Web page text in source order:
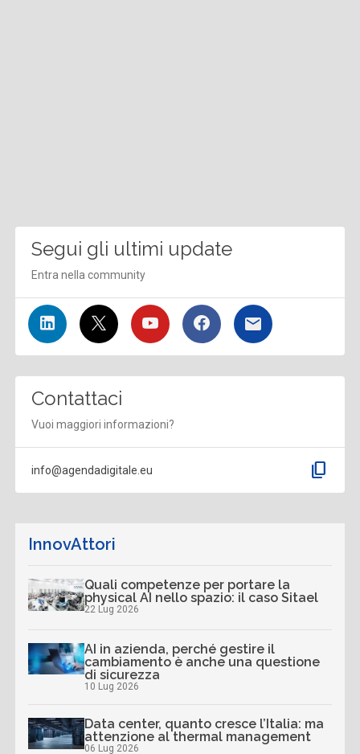
Segui gli ultimi update
Entra nella community
Contattaci
Vuoi maggiori informazioni?
info@agendadigitale.eu content_copy
InnovAttori
Quali competenze per portare la
physical AI nello spazio: il caso Sitael
22 Lug 2026
AI in azienda, perché gestire il
cambiamento è anche una questione
di sicurezza
10 Lug 2026
Data center, quanto cresce l’Italia: ma
attenzione al thermal management
06 Lug 2026